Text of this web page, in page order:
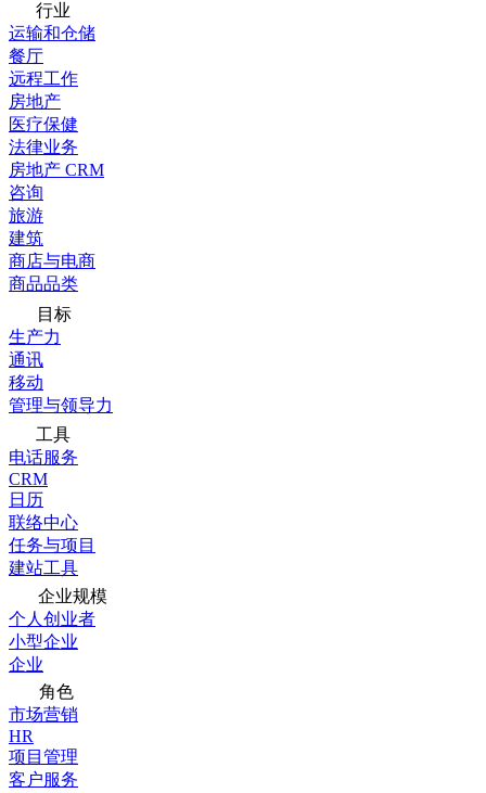
行业
运输和仓储
餐厅
远程工作
房地产
医疗保健
法律业务
房地产 CRM
咨询
旅游
建筑
商店与电商
商品品类
目标
生产力
通讯
移动
管理与领导力
工具
电话服务
CRM
日历
联络中心
任务与项目
建站工具
企业规模
个人创业者
小型企业
企业
角色
市场营销
HR
项目管理
客户服务